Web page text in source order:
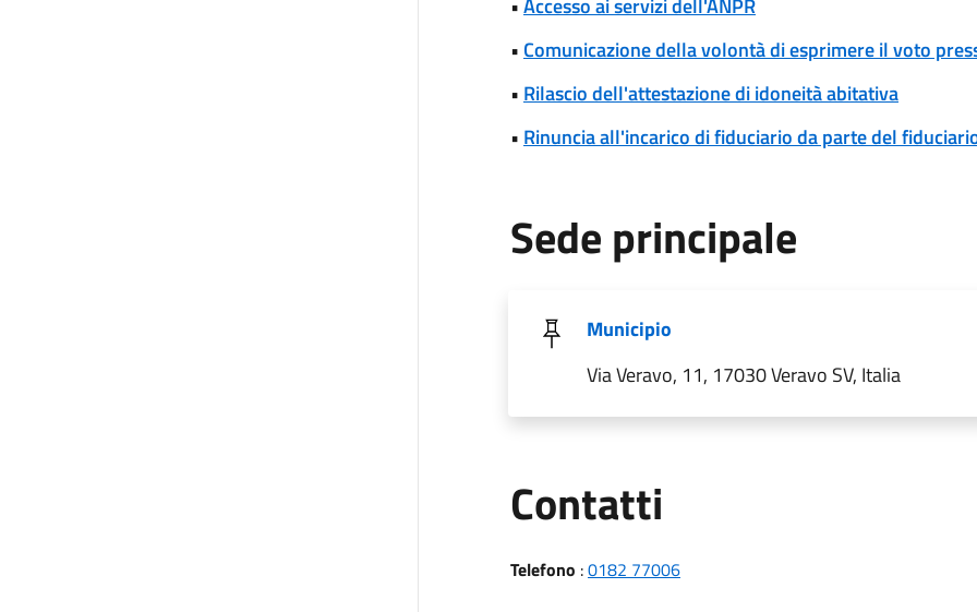
•Accesso ai servizi dell'ANPR
• Comunicazione della volontà di esprimere il voto
• Rilascio dell'attestazione di idoneità abitativa
• Rinuncia all'incarico di fiduciario da parte del
Sede principale
Municipio
Via Veravo, 11, 17030 Veravo SV, Italia
Contatti
Telefono :0182 77006